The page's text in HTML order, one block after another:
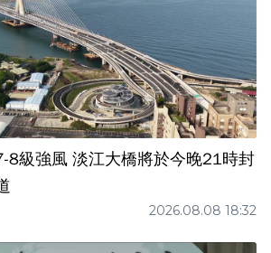
8級強風 淡江大橋將於今晚21時封
2026.08.08 18:32